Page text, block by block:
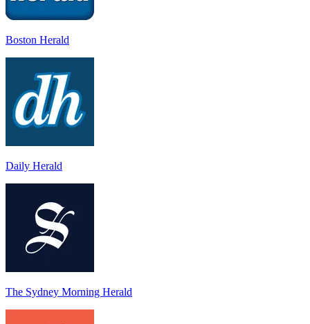
Boston Herald
Daily Herald
The Sydney Morning Herald